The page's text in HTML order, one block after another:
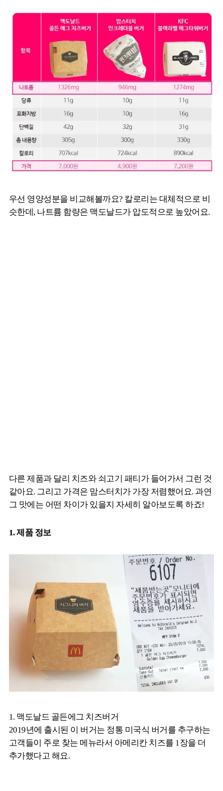
우선 영양성분을 비교해볼까요? 칼로리는 대체적으로 비
슷한데, 나트륨 함량은 맥도날드가 압도적으로 높았어요.
다른 제품과 달리 치즈와 쇠고기 패티가 들어가서 그런 것
같아요. 그리고 가격은 맘스터치가 가장 저렴했어요. 과연
그 맛에는 어떤 차이가 있을지 자세히 알아보도록 하죠!
1. 제품 정보
1. 맥도날드 골든에그 치즈버거
2019년에 출시된 이 버거는 정통 미국식 버거를 추구하는
고객들이 주로 찾는 메뉴라서 아메리칸 치즈를 1장을 더
추가했다고 해요.